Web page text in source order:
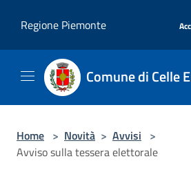
Regione Piemonte
Comune di Celle
Home > Novità > Avvisi >
Avviso sulla tessera elettorale